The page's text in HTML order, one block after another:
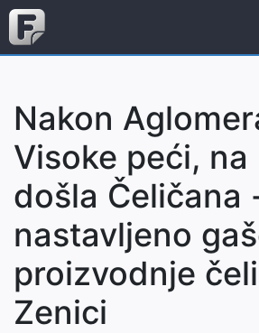
Nakon
Visoke peći, na
došla Čeličana
nastavljeno
proizvodnje
Zenici